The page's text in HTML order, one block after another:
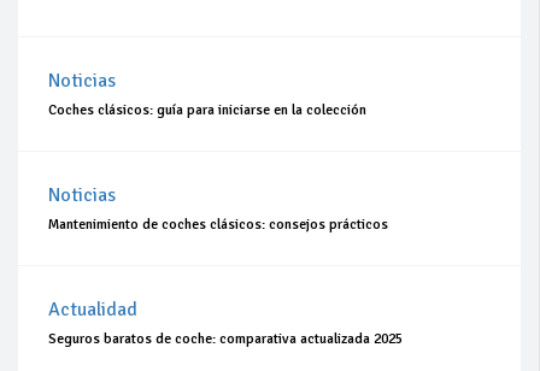
Noticias
Coches clásicos: guía para iniciarse en la colección
Noticias
Mantenimiento de coches clásicos: consejos prácticos
Actualidad
Seguros baratos de coche: comparativa actualizada 2025